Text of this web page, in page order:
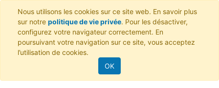
Nous utilisons les cookies sur ce site web. En savoir plus
sur notre politique de vie privée. Pour les désactiver,
configurez votre navigateur correctement. En
poursuivant votre navigation sur ce site, vous acceptez
l’utilisation de cookies.
OK